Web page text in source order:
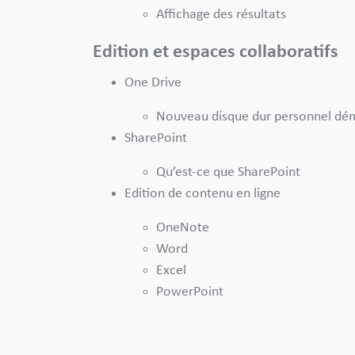
Affichage des résultats
Edition et espaces collaboratifs
One Drive
Nouveau disque dur personnel
SharePoint
Qu’est-ce que SharePoint
Edition de contenu en ligne
OneNote
Word
Excel
PowerPoint